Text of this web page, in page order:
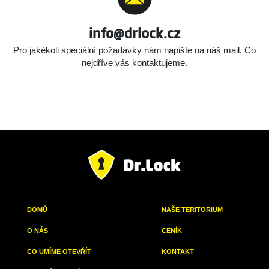
info@drlock.cz
Pro jakékoli speciální požadavky nám napište na náš mail. Co
nejdříve vás kontaktujeme.
DOMŮ
O NÁS
CO UMÍME OTEVŘÍT
NAŠE TERITORIUM
CENÍK
KONTAKT